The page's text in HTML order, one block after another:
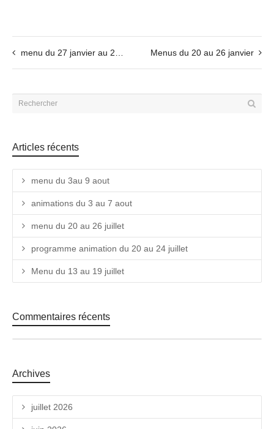
menu du 27 janvier au 2 fevrier Menus du 20 au 26 janvier
Articles récents
menu du 3au 9 aout
animations du 3 au 7 aout
menu du 20 au 26 juillet
programme animation du 20 au 24 juillet
Menu du 13 au 19 juillet
Commentaires récents
Archives
juillet 2026